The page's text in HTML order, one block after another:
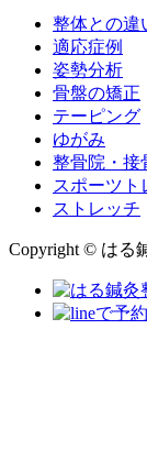
整体との違
適応症例
姿勢分析
骨盤の矯正
テーピング
ゆがみ
整骨院・接
スポーツト
ストレッチ
Copyright © はる